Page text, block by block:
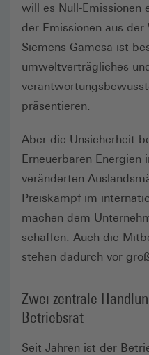
will es Null-Emissionen
der Emissionen aus
Siemens Gamesa ist
umweltverträgliches
präsentieren.
Aber die Unsicherheit
Erneuerbaren Energien
veränderten
Preiskampf im
machen dem
schaffen. Auch die
stehen dadurch vor
Zwei zentrale
Betriebsrat
Seit Jahren ist der